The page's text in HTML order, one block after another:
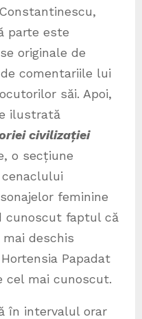
parte este
originale de
comentariile lui
săi. Apoi,
ilustrată
civilizației
o secțiune
feminine
cunoscut faptul că
deschis
Papadat
cel mai cunoscut.
în intervalul orar